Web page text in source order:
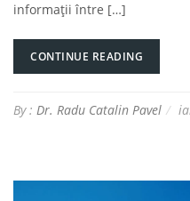
informații între […]
CONTINUE READING
By : Dr. Radu Catalin Pavel